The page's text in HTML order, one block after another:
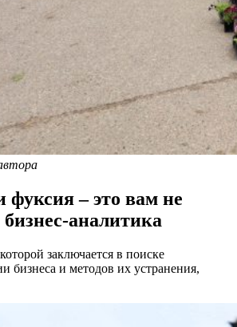
фуксия – это вам не
аналитика
заключается в поиске
бизнеса и методов их устранения,